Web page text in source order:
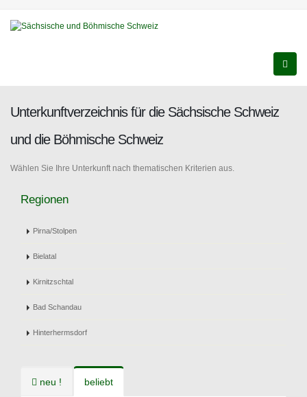
Unterkunftverzeichnis für die Sächsische Schweiz
und die Böhmische Schweiz
Wählen Sie Ihre Unterkunft nach thematischen Kriterien aus.
Regionen
Pirna/Stolpen
Bielatal
Kirnitzschtal
Bad Schandau
Hinterhermsdorf
neu ! beliebt